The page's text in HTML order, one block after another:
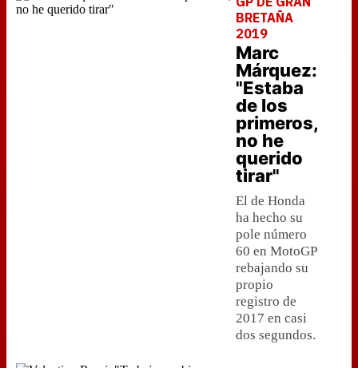
BRETAÑA
2019
Marc
Márquez:
"Estaba
de los
primeros,
no he
querido
tirar"
El de Honda
ha hecho su
pole número
60 en MotoGP
rebajando su
propio
registro de
2017 en casi
dos segundos.